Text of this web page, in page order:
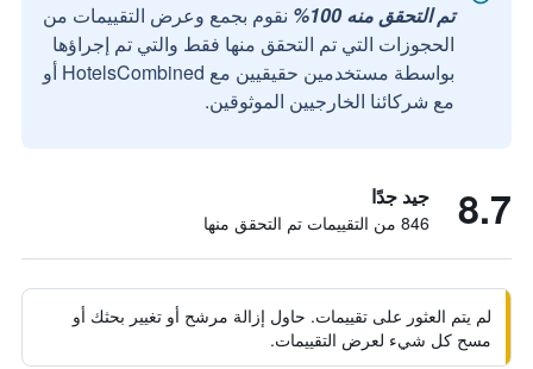
تم التحقق منه 100%
نقوم بجمع وعرض التقييمات من
الحجوزات التي تم التحقق منها فقط والتي تم إجراؤها
بواسطة مستخدمين حقيقيين مع HotelsCombined أو
مع شركائنا الخارجيين الموثوقين.
8.7 جيد جدًا
846 من التقييمات تم التحقق منها
لم يتم العثور على تقييمات. حاول إزالة مرشح أو تغيير بحثك أو
مسح كل شيء لعرض التقييمات.